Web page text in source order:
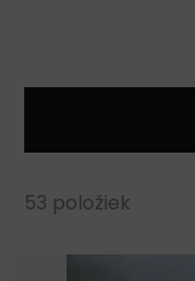
53 položiek